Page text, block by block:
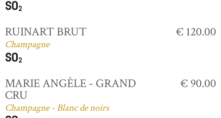
RUINART BRUT
Champagne
€ 120.00
MARIE ANGÈLE - GRAND
CRU
Champagne - Blanc de noirs
€ 90.00